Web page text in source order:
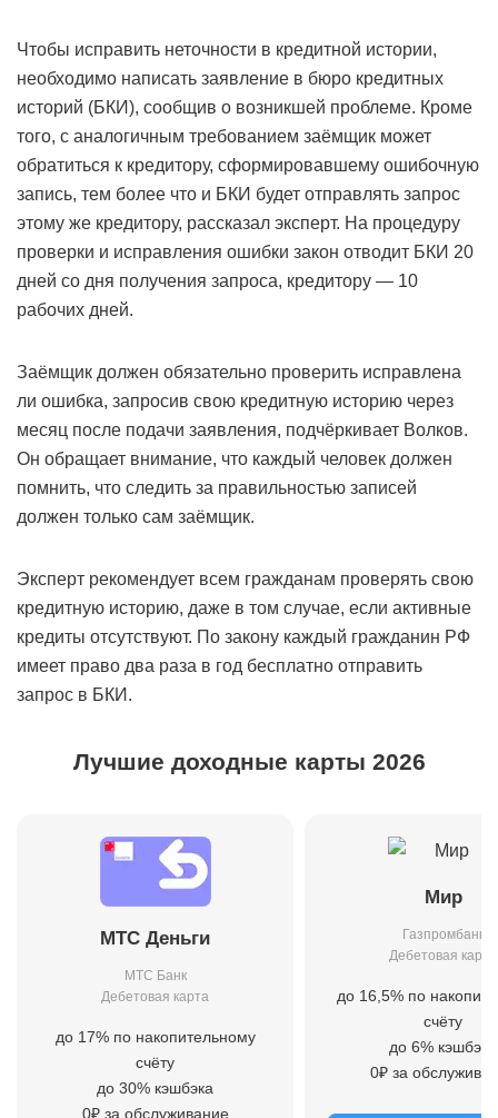
Чтобы исправить неточности в кредитной истории,
необходимо написать заявление в бюро кредитных
историй (БКИ), сообщив о возникшей проблеме. Кроме
того, с аналогичным требованием заёмщик может
обратиться к кредитору, сформировавшему ошибочную
запись, тем более что и БКИ будет отправлять запрос
этому же кредитору, рассказал эксперт. На процедуру
проверки и исправления ошибки закон отводит БКИ 20
дней со дня получения запроса, кредитору — 10
рабочих дней.
Заёмщик должен обязательно проверить исправлена
ли ошибка, запросив свою кредитную историю через
месяц после подачи заявления, подчёркивает Волков.
Он обращает внимание, что каждый человек должен
помнить, что следить за правильностью записей
должен только сам заёмщик.
Эксперт рекомендует всем гражданам проверять свою
кредитную историю, даже в том случае, если активные
кредиты отсутствуют. По закону каждый гражданин РФ
имеет право два раза в год бесплатно отправить
запрос в БКИ.
Лучшие доходные карты 2026
МТС Деньги
МТС Банк
Дебетовая карта
до 17% по накопительному
счёту
до 30% кэшбэка
0₽ за обслуживание
Мир
Газпромбанк
Дебетовая карта
до 16,5% по
счёту
до 6% кэшбэка
0₽ за